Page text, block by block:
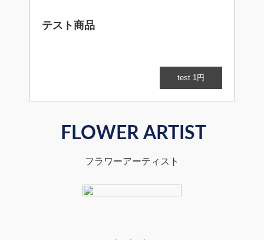
テスト商品
test 1円
FLOWER ARTIST
フラワーアーティスト